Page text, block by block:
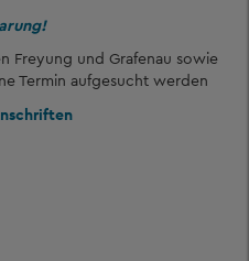
Freyung und Grafenau sowie
Termin aufgesucht werden